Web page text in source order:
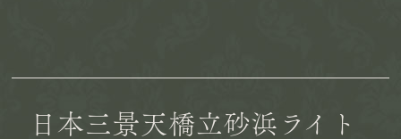
日本三景天橋立砂浜ライト